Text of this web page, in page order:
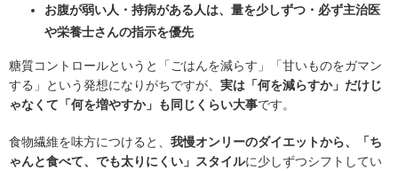
お腹が弱い人・持病がある人は、量を少しずつ・必ず主治医
や栄養士さんの指示を優先
糖質コントロールというと「ごはんを減らす」「甘いものをガマン
する」という発想になりがちですが、 実は「何を減らすか」だけじ
ゃなくて「何を増やすか」も同じくらい大事です。
食物繊維を味方につけると、 我慢オンリーのダイエットから、「ち
ゃんと食べて、でも太りにくい」スタイルに少しずつシフトしてい